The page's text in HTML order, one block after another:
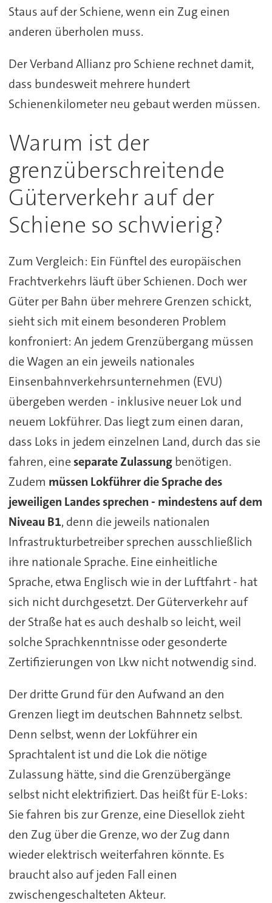
Staus auf der Schiene, wenn ein Zug einen
anderen überholen muss.
Der Verband Allianz pro Schiene rechnet damit,
dass bundesweit mehrere hundert
Schienenkilometer neu gebaut werden müssen.
Warum ist der
grenzüberschreitende
Güterverkehr auf der
Schiene so schwierig?
Zum Vergleich: Ein Fünftel des europäischen
Frachtverkehrs läuft über Schienen. Doch wer
Güter per Bahn über mehrere Grenzen schickt,
sieht sich mit einem besonderen Problem
konfroniert: An jedem Grenzübergang müssen
die Wagen an ein jeweils nationales
Einsenbahnverkehrsunternehmen (EVU)
übergeben werden - inklusive neuer Lok und
neuem Lokführer. Das liegt zum einen daran,
dass Loks in jedem einzelnen Land, durch das sie
fahren, eineseparate Zulassungbenötigen.
Zudem müssen Lokführer die Sprache des
jeweiligen Landes sprechen - mindestens auf dem
Niveau B1, denn die jeweils nationalen
Infrastrukturbetreiber sprechen ausschließlich
ihre nationale Sprache. Eine einheitliche
Sprache, etwa Englisch wie in der Luftfahrt - hat
sich nicht durchgesetzt. Der Güterverkehr auf
der Straße hat es auch deshalb so leicht, weil
solche Sprachkenntnisse oder gesonderte
Zertifizierungen von Lkw nicht notwendig sind.
Der dritte Grund für den Aufwand an den
Grenzen liegt im deutschen Bahnnetz selbst.
Denn selbst, wenn der Lokführer ein
Sprachtalent ist und die Lok die nötige
Zulassung hätte, sind die Grenzübergänge
selbst nicht elektrifiziert. Das heißt für E-Loks:
Sie fahren bis zur Grenze, eine Diesellok zieht
den Zug über die Grenze, wo der Zug dann
wieder elektrisch weiterfahren könnte. Es
braucht also auf jeden Fall einen
zwischengeschalteten Akteur.